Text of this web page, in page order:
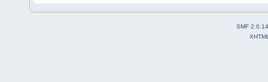
SMF 2.0.14